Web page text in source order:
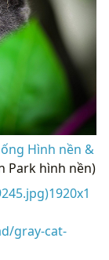
Hình nền &
Park hình nền)
gray-cat-